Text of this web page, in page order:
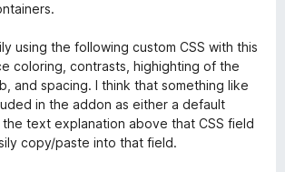
using the following custom CSS with this
coloring, contrasts, highighting of the
and spacing. I think that something like
in the addon as either a default
text explanation above that CSS field
copy/paste into that field.